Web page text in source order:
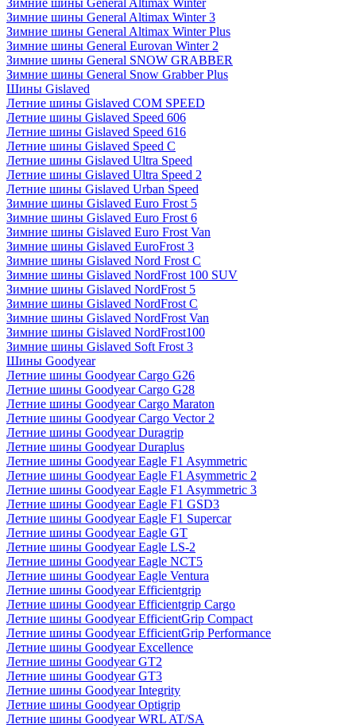
Зимние шины General Altimax Winter
Зимние шины General Altimax Winter 3
Зимние шины General Altimax Winter Plus
Зимние шины General Eurovan Winter 2
Зимние шины General SNOW GRABBER
Зимние шины General Snow Grabber Plus
Шины Gislaved
Летние шины Gislaved COM SPEED
Летние шины Gislaved Speed 606
Летние шины Gislaved Speed 616
Летние шины Gislaved Speed C
Летние шины Gislaved Ultra Speed
Летние шины Gislaved Ultra Speed 2
Летние шины Gislaved Urban Speed
Зимние шины Gislaved Euro Frost 5
Зимние шины Gislaved Euro Frost 6
Зимние шины Gislaved Euro Frost Van
Зимние шины Gislaved EuroFrost 3
Зимние шины Gislaved Nord Frost C
Зимние шины Gislaved NordFrost 100 SUV
Зимние шины Gislaved NordFrost 5
Зимние шины Gislaved NordFrost C
Зимние шины Gislaved NordFrost Van
Зимние шины Gislaved NordFrost100
Зимние шины Gislaved Soft Frost 3
Шины Goodyear
Летние шины Goodyear Cargo G26
Летние шины Goodyear Cargo G28
Летние шины Goodyear Cargo Maraton
Летние шины Goodyear Cargo Vector 2
Летние шины Goodyear Duragrip
Летние шины Goodyear Duraplus
Летние шины Goodyear Eagle F1 Asymmetric
Летние шины Goodyear Eagle F1 Asymmetric 2
Летние шины Goodyear Eagle F1 Asymmetric 3
Летние шины Goodyear Eagle F1 GSD3
Летние шины Goodyear Eagle F1 Supercar
Летние шины Goodyear Eagle GT
Летние шины Goodyear Eagle LS-2
Летние шины Goodyear Eagle NCT5
Летние шины Goodyear Eagle Ventura
Летние шины Goodyear Efficientgrip
Летние шины Goodyear Efficientgrip Cargo
Летние шины Goodyear EfficientGrip Compact
Летние шины Goodyear EfficientGrip Performance
Летние шины Goodyear Excellence
Летние шины Goodyear GT2
Летние шины Goodyear GT3
Летние шины Goodyear Integrity
Летние шины Goodyear Optigrip
Летние шины Goodyear WRL AT/SA